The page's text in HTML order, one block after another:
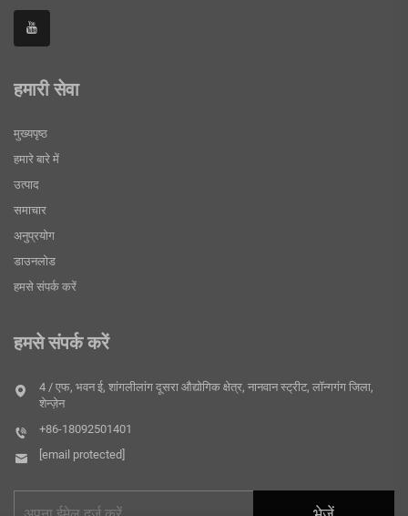
हमारी सेवा
मुख्यपृष्ठ
हमारे बारे में
उत्पाद
समाचार
अनुप्रयोग
डाउनलोड
हमसे संपर्क करें
हमसे संपर्क करें
4 / एफ, भवन ई, शांगलीलांग दूसरा औद्योगिक क्षेत्र, नानवान स्ट्रीट, लॉन्गगंग जिला,
शेन्ज़ेन
+86-18092501401
[email protected]